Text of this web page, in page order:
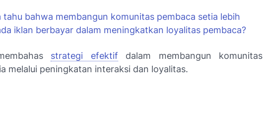
tahu bahwa membangun komunitas pembaca setia lebih
iklan berbayar dalam meningkatkan loyalitas pembaca?
strategi efektif dalam membangun komunitas
melalui peningkatan interaksi dan loyalitas.